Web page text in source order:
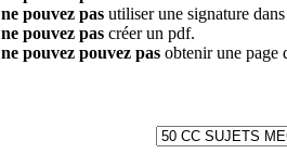
ne pouvez pas utiliser une signature
ne pouvez pas créer un pdf.
ne pouvez pouvez pas obtenir une page